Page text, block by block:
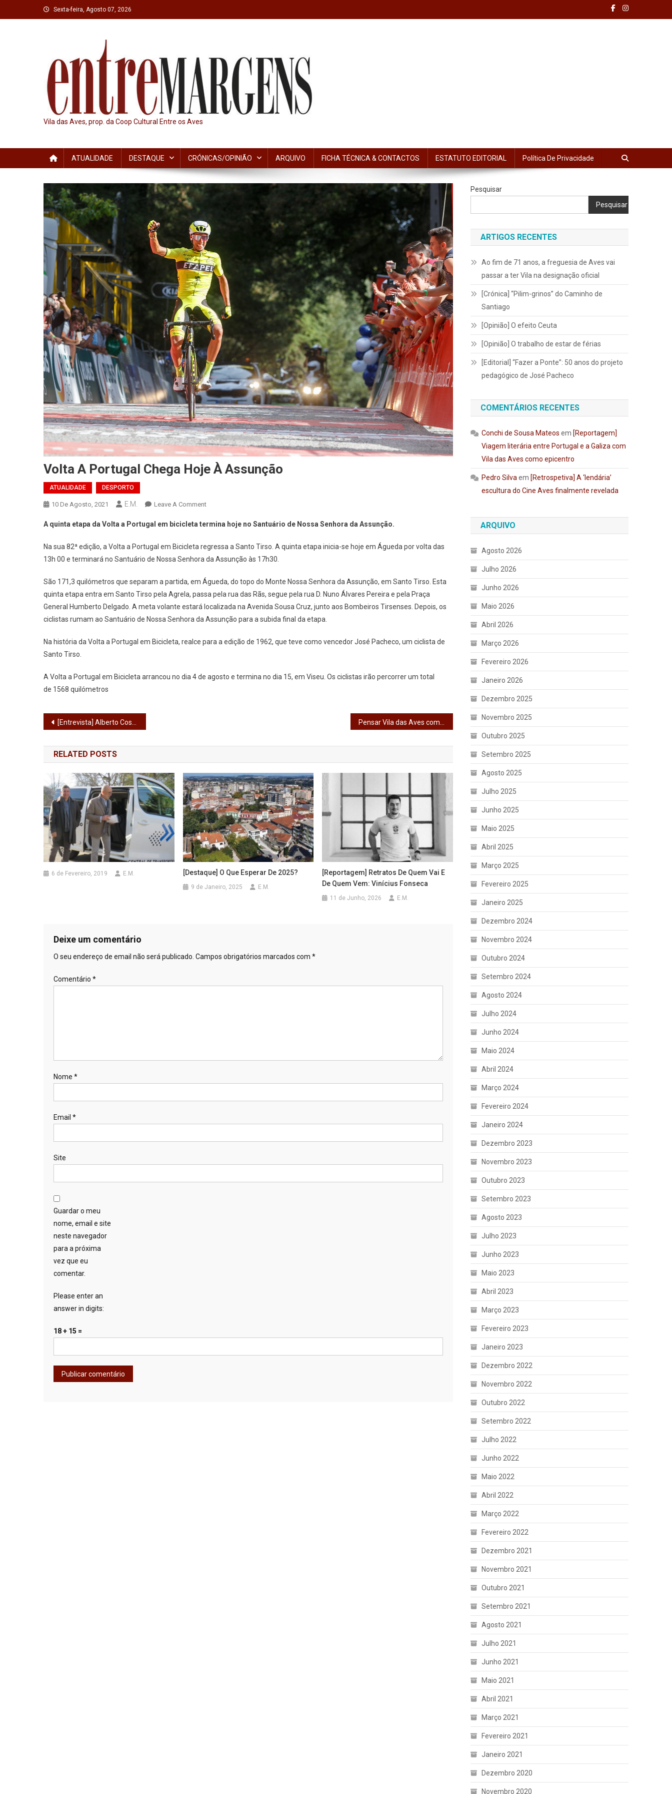
to
Sexta-feira, Agosto 07, 2026
Vila das Aves, prop. da Coop Cultural Entre os Aves
ATUALIDADE DESTAQUE CRÓNICAS/OPINIÃO ARQUIVO FICHA TÉCNICA & CONTACTOS ESTATUTO EDITORIAL Política De Privacidade
Volta A Portugal Chega Hoje À Assunção
ATUALIDADE DESPORTO
10 De Agosto, 2021 E.M. Leave A CommentOn
A
Chega
Hoje
Assunção
A quinta etapa da Volta a Portugal em bicicleta termina hoje no Santuário de Nossa Senhora da Assunção.
Na sua 82ª edição, a Volta a Portugal em Bicicleta regressa a Santo Tirso. A quinta etapa inicia-se hoje em Águeda por volta das
13h 00 e terminará no Santuário de Nossa Senhora da Assunção às 17h30.
São 171,3 quilómetros que separam a partida, em Águeda, do topo do Monte Nossa Senhora da Assunção, em Santo Tirso. Esta
quinta etapa entra em Santo Tirso pela Agrela, passa pela rua das Rãs, segue pela rua D. Nuno Álvares Pereira e pela Praça
General Humberto Delgado. A meta volante estará localizada na Avenida Sousa Cruz, junto aos Bombeiros Tirsenses. Depois, os
ciclistas rumam ao Santuário de Nossa Senhora da Assunção para a subida final da etapa.
Na história da Volta a Portugal em Bicicleta, realce para a edição de 1962, que teve como vencedor José Pacheco, um ciclista de
Santo Tirso.
A Volta a Portugal em Bicicleta arrancou no dia 4 de agosto e termina no dia 15, em Viseu. Os ciclistas irão percorrer um total
de 1568 quilómetros
Navegação
de
artigos
[Entrevista] Alberto Costa: “O Investimento nas freguesias passou a ser feito de forma diferente, com claros ganhos para a população”
RELATED POSTS
6 de Fevereiro, 2019 E.M. [Destaque] O Que Esperar De 2025?
9 de Janeiro, 2025 E.M.
[Reportagem] Retratos De Quem Vai E
De Quem Vem: Vinícius Fonseca
11 de Junho, 2026 E.M.
Deixe um comentário
O seu endereço de email não será publicado. Campos obrigatórios marcados com *
Comentário *
Nome *
Email *
Site
Guardar o meu
nome, email e site
neste navegador
para a próxima
vez que eu
comentar.
Please enter an
answer in digits:
18 + 15 =
Pesquisar
Pesquisar
ARTIGOS RECENTES
Ao fim de 71 anos, a freguesia de Aves vai
passar a ter Vila na designação oficial
[Crónica] “Pilim-grinos” do Caminho de
Santiago
[Opinião] O efeito Ceuta
[Opinião] O trabalho de estar de férias
[Editorial] “Fazer a Ponte”: 50 anos do projeto
pedagógico de José Pacheco
COMENTÁRIOS RECENTES
Conchi de Sousa Mateos em [Reportagem]
Viagem literária entre Portugal e a Galiza com
Vila das Aves como epicentro
Pedro Silva em [Retrospetiva] A ‘lendária’
escultura do Cine Aves finalmente revelada
ARQUIVO
Agosto 2026
Julho 2026
Junho 2026
Maio 2026
Abril 2026
Março 2026
Fevereiro 2026
Janeiro 2026
Dezembro 2025
Novembro 2025
Outubro 2025
Setembro 2025
Agosto 2025
Julho 2025
Junho 2025
Maio 2025
Abril 2025
Março 2025
Fevereiro 2025
Janeiro 2025
Dezembro 2024
Novembro 2024
Outubro 2024
Setembro 2024
Agosto 2024
Julho 2024
Junho 2024
Maio 2024
Abril 2024
Março 2024
Fevereiro 2024
Janeiro 2024
Dezembro 2023
Novembro 2023
Outubro 2023
Setembro 2023
Agosto 2023
Julho 2023
Junho 2023
Maio 2023
Abril 2023
Março 2023
Fevereiro 2023
Janeiro 2023
Dezembro 2022
Novembro 2022
Outubro 2022
Setembro 2022
Julho 2022
Junho 2022
Maio 2022
Abril 2022
Março 2022
Fevereiro 2022
Dezembro 2021
Novembro 2021
Outubro 2021
Setembro 2021
Agosto 2021
Julho 2021
Junho 2021
Maio 2021
Abril 2021
Março 2021
Fevereiro 2021
Janeiro 2021
Dezembro 2020
Novembro 2020